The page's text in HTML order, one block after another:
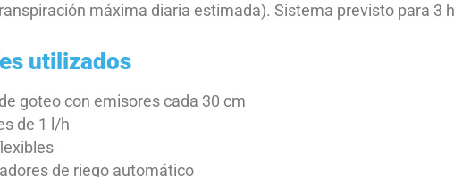
máxima diaria estimada). Sistema previsto para 3
utilizados
goteo con emisores cada 30 cm
de 1 l/h
de riego automático